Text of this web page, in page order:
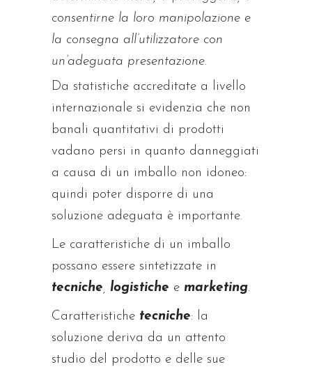
consentirne la loro manipolazione e
la consegna all’utilizzatore con
un’adeguata presentazione.
Da statistiche accreditate a livello
internazionale si evidenzia che non
banali quantitativi di prodotti
vadano persi in quanto danneggiati
a causa di un imballo non idoneo:
quindi poter disporre di una
soluzione adeguata è importante.
Le caratteristiche di un imballo
possano essere sintetizzate in
tecniche
logistiche e marketing.
Caratteristiche tecniche: la
soluzione deriva da un attento
studio del prodotto e delle sue